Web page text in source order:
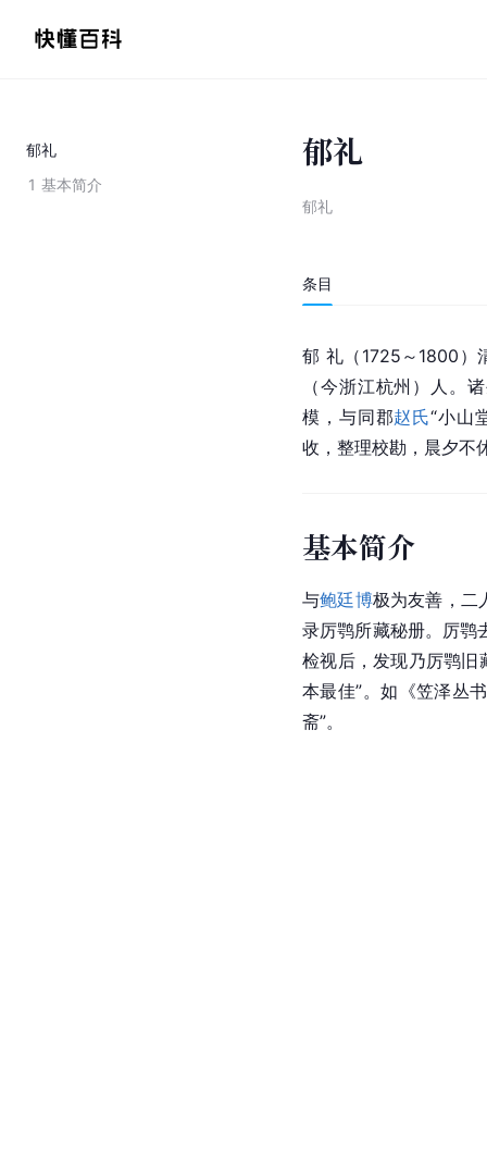
郁礼
1 基本简介
郁礼
郁礼
条目
郁 礼（1725～1800）
（今浙江杭州）人。
模，与同郡赵氏“小山
收，整理校勘，晨夕不
基本简介
与鲍廷博极为友善，二
录厉鹗所藏秘册。厉鹗
检视后，发现乃厉鹗旧
本最佳”。如《笠泽丛
斋”。